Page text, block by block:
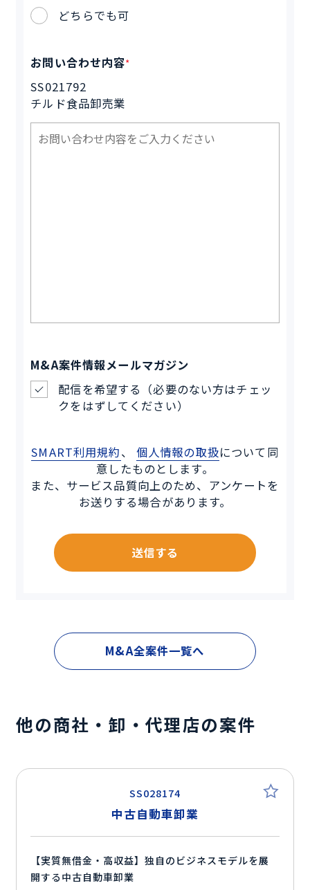
どちらでも可
お問い合わせ内容*
SS021792
チルド食品卸売業
M&A案件情報メールマガジン
配信を希望する（必要のない方はチェッ
クをはずしてください）
SMART利用規約、 個人情報の取扱について同
意したものとします。
また、サービス品質向上のため、アンケートを
お送りする場合があります。
送信する
M&A全案件一覧へ
他の商社・卸・代理店の案件
SS028174
中古自動車卸業
【実質無借金・高収益】独自のビジネスモデルを展
開する中古自動車卸業